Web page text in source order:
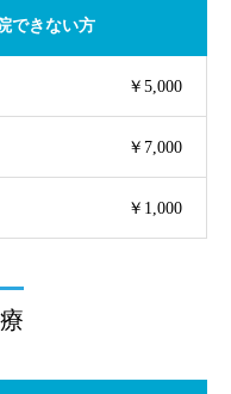
できない方
￥5,000
￥7,000
￥1,000